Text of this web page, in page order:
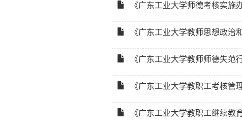
《广东工业大学师德考核实施
《广东工业大学教师思想政治
《广东工业大学教师师德失范
《广东工业大学教职工考核管
《广东工业大学教职工继续教